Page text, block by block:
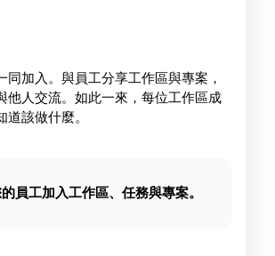
同加入。與員工分享工作區與專案，
他人交流。如此一來，每位工作區成
道該做什麼。
員工加入工作區、任務與專案。